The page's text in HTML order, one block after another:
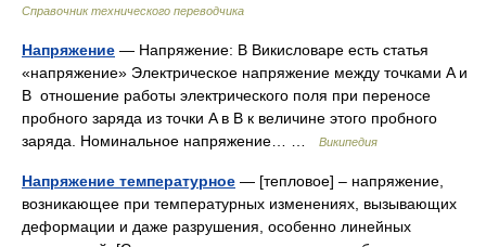
Справочник технического переводчика
Напряжение — Напряжение: В Викисловаре есть статья
«напряжение» Электрическое напряжение между точками A и
B отношение работы электрического поля при переносе
пробного заряда из точки A в B к величине этого пробного
заряда. Номинальное напряжение… …
Википедия
Напряжение температурное — [тепловое] – напряжение,
возникающее при температурных изменениях, вызывающих
деформации и даже разрушения, особенно линейных